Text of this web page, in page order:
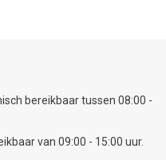
bereikbaar tussen 08:00 -
van 09:00 - 15:00 uur.